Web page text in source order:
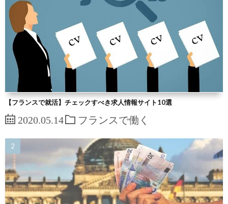
【フランスで就活】チェックすべき求人情報サイト10選
2020.05.14 フランスで働く